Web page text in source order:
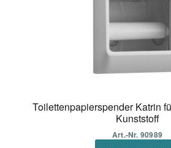
Toilettenpapierspender Katrin
Kunststoff
Art.-Nr. 90989